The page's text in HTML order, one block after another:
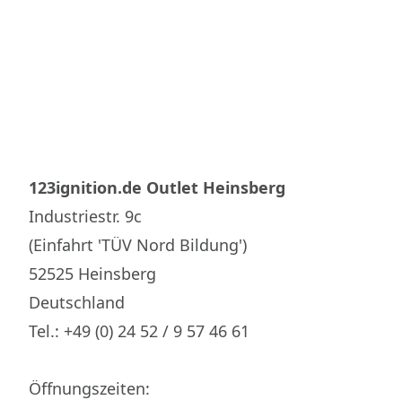
123ignition.de Outlet Heinsberg
Industriestr. 9c
(Einfahrt 'TÜV Nord Bildung')
52525 Heinsberg
Deutschland
Tel.: +49 (0) 24 52 / 9 57 46 61
Öffnungszeiten: